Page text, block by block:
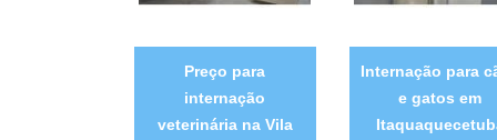
Preço para
internação
veterinária na Vila
Internação para
e gatos em